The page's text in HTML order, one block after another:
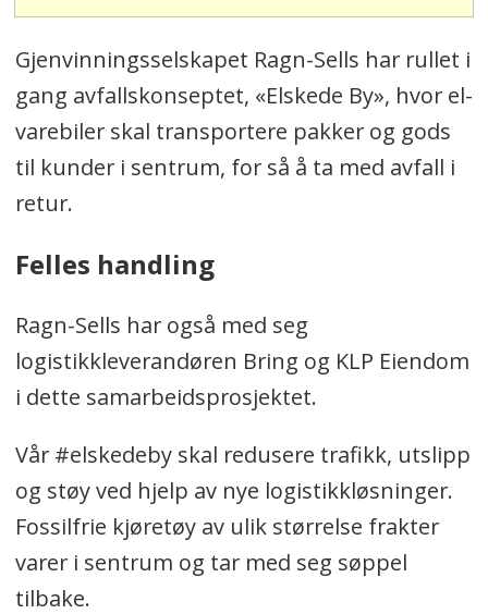
Gjenvinningsselskapet Ragn-Sells har rullet i
gang avfallskonseptet, «Elskede By», hvor el-
varebiler skal transportere pakker og gods
til kunder i sentrum, for så å ta med avfall i
retur.
Felles handling
Ragn-Sells har også med seg
logistikkleverandøren Bring og KLP Eiendom
i dette samarbeidsprosjektet.
Vår #elskedeby skal redusere trafikk, utslipp
og støy ved hjelp av nye logistikkløsninger.
Fossilfrie kjøretøy av ulik størrelse frakter
varer i sentrum og tar med seg søppel
tilbake.